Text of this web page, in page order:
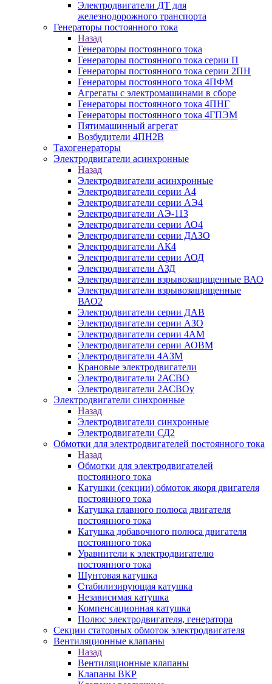
Электродвигатели ДТ для
железнодорожного транспорта
Генераторы постоянного тока
Назад
Генераторы постоянного тока
Генераторы постоянного тока серии П
Генераторы постоянного тока серии 2ПН
Генераторы постоянного тока 4ПФМ
Агрегаты с электромашинами в сборе
Генераторы постоянного тока 4ПНГ
Генераторы постоянного тока 4ГПЭМ
Пятимашинный агрегат
Возбудители 4ПН2В
Тахогенераторы
Электродвигатели асинхронные
Назад
Электродвигатели асинхронные
Электродвигатели серии А4
Электродвигатели серии АЭ4
Электродвигатели АЭ-113
Электродвигатели серии АО4
Электродвигатели серии ДАЗО
Электродвигатели АК4
Электродвигатели серии АОД
Электродвигатели АЗД
Электродвигатели взрывозащищенные ВАО
Электродвигатели взрывозащищенные
ВАО2
Электродвигатели серии ДАВ
Электродвигатели серии АЗО
Электродвигатели серии 4АМ
Электродвигатели серии АОВМ
Электродвигатели 4АЗМ
Крановые электродвигатели
Электродвигатели 2АСВО
Электродвигатели 2АСВОу
Электродвигатели синхронные
Назад
Электродвигатели синхронные
Электродвигатели СД2
Обмотки для электродвигателей постоянного тока
Назад
Обмотки для электродвигателей
постоянного тока
Катушки (секции) обмоток якоря двигателя
постоянного тока
Катушка главного полюса двигателя
постоянного тока
Катушка добавочного полюса двигателя
постоянного тока
Уравнители к электродвигателю
постоянного тока
Шунтовая катушка
Стабилизирующая катушка
Независимая катушка
Компенсационная катушка
Полюс электродвигателя, генератора
Секции статорных обмоток электродвигателя
Вентиляционные клапаны
Назад
Вентиляционные клапаны
Клапаны ВКР